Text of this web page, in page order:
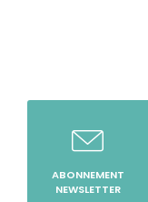
ABONNEMENT
NEWSLETTER